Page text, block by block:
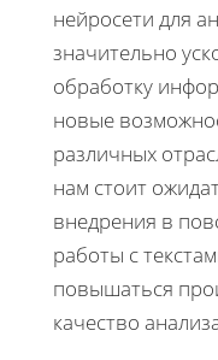
нейросети для
значительно
обработку
новые
различных
нам стоит
внедрения в
работы с
повышаться
качество